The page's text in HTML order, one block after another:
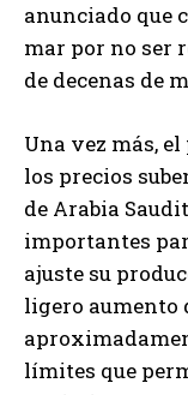
anunciado que
mar por no ser
de decenas de
Una vez más,
los precios
de Arabia
importantes
ajuste su
ligero aumento
límites que